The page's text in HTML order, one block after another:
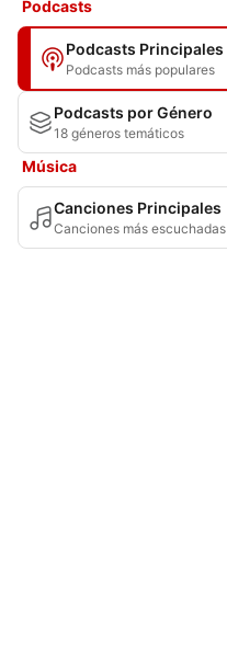
Podcasts
Podcasts Principales
Podcasts más populares
Podcasts por Género
18 géneros temáticos
Música
Canciones Principales
Canciones más escuchadas